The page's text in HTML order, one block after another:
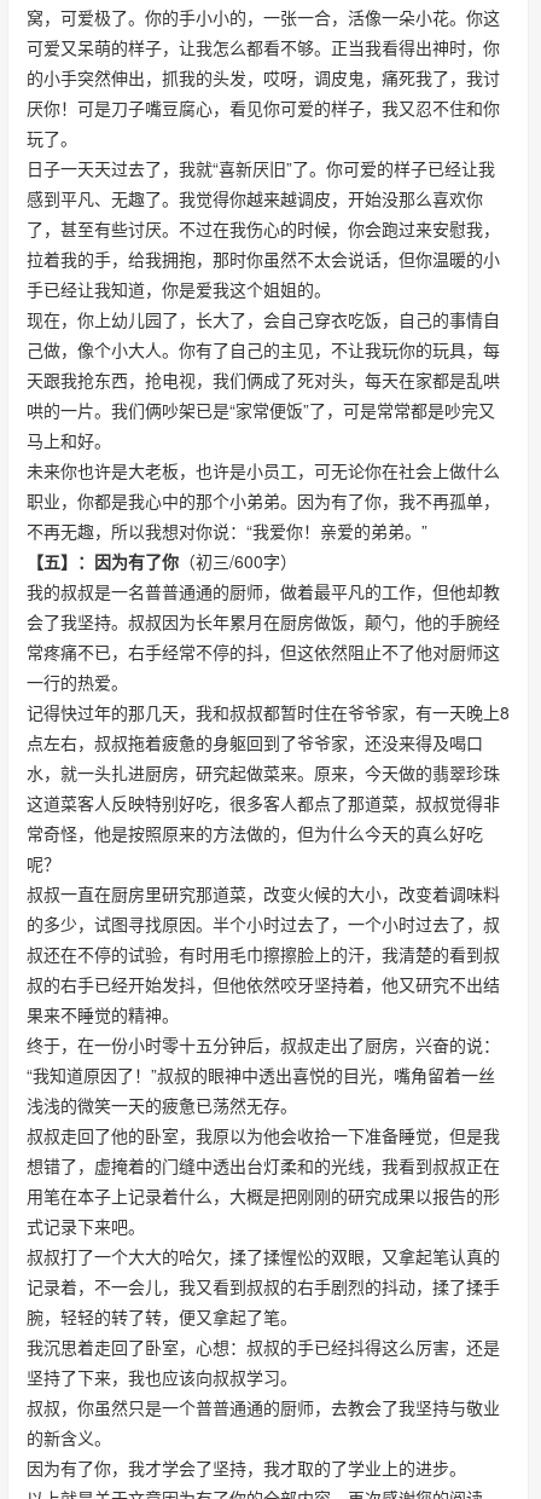
窝，可爱极了。你的手小小的，一张一合，活像一朵小花。你这
可爱又呆萌的样子，让我怎么都看不够。正当我看得出神时，你
的小手突然伸出，抓我的头发，哎呀，调皮鬼，痛死我了，我讨
厌你！可是刀子嘴豆腐心，看见你可爱的样子，我又忍不住和你
玩了。
日子一天天过去了，我就“喜新厌旧”了。你可爱的样子已经让我
感到平凡、无趣了。我觉得你越来越调皮，开始没那么喜欢你
了，甚至有些讨厌。不过在我伤心的时候，你会跑过来安慰我，
拉着我的手，给我拥抱，那时你虽然不太会说话，但你温暖的小
手已经让我知道，你是爱我这个姐姐的。
现在，你上幼儿园了，长大了，会自己穿衣吃饭，自己的事情自
己做，像个小大人。你有了自己的主见，不让我玩你的玩具，每
天跟我抢东西，抢电视，我们俩成了死对头，每天在家都是乱哄
哄的一片。我们俩吵架已是“家常便饭”了，可是常常都是吵完又
马上和好。
未来你也许是大老板，也许是小员工，可无论你在社会上做什么
职业，你都是我心中的那个小弟弟。因为有了你，我不再孤单，
不再无趣，所以我想对你说：“我爱你！亲爱的弟弟。”
【五】：因为有了你 （初三/600字）
我的叔叔是一名普普通通的厨师，做着最平凡的工作，但他却教
会了我坚持。叔叔因为长年累月在厨房做饭，颠勺，他的手腕经
常疼痛不已，右手经常不停的抖，但这依然阻止不了他对厨师这
一行的热爱。
记得快过年的那几天，我和叔叔都暂时住在爷爷家，有一天晚上8
点左右，叔叔拖着疲惫的身躯回到了爷爷家，还没来得及喝口
水，就一头扎进厨房，研究起做菜来。原来，今天做的翡翠珍珠
这道菜客人反映特别好吃，很多客人都点了那道菜，叔叔觉得非
常奇怪，他是按照原来的方法做的，但为什么今天的真么好吃
呢？
叔叔一直在厨房里研究那道菜，改变火候的大小，改变着调味料
的多少，试图寻找原因。半个小时过去了，一个小时过去了，叔
叔还在不停的试验，有时用毛巾擦擦脸上的汗，我清楚的看到叔
叔的右手已经开始发抖，但他依然咬牙坚持着，他又研究不出结
果来不睡觉的精神。
终于，在一份小时零十五分钟后，叔叔走出了厨房，兴奋的说：
“我知道原因了！”叔叔的眼神中透出喜悦的目光，嘴角留着一丝
浅浅的微笑一天的疲惫已荡然无存。
叔叔走回了他的卧室，我原以为他会收拾一下准备睡觉，但是我
想错了，虚掩着的门缝中透出台灯柔和的光线，我看到叔叔正在
用笔在本子上记录着什么，大概是把刚刚的研究成果以报告的形
式记录下来吧。
叔叔打了一个大大的哈欠，揉了揉惺忪的双眼，又拿起笔认真的
记录着，不一会儿，我又看到叔叔的右手剧烈的抖动，揉了揉手
腕，轻轻的转了转，便又拿起了笔。
我沉思着走回了卧室，心想：叔叔的手已经抖得这么厉害，还是
坚持了下来，我也应该向叔叔学习。
叔叔，你虽然只是一个普普通通的厨师，去教会了我坚持与敬业
的新含义。
因为有了你，我才学会了坚持，我才取的了学业上的进步。